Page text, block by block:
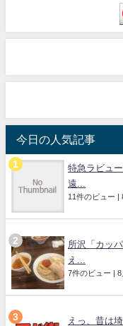
今日の人気記事
特急ラビュ
遠...
11件のビュー |
所沢「カッ
え...
7件のビュー | 8
えっ、昔は